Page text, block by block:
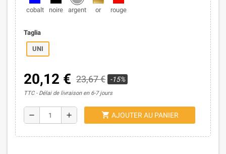
cobalt noire argent or rouge
Taglia
UNI
20,12 € 23,67 € -15%
TTC Délai de livraison en 6-7 jours
remove add shopping_cart AJOUTER AU PANIER